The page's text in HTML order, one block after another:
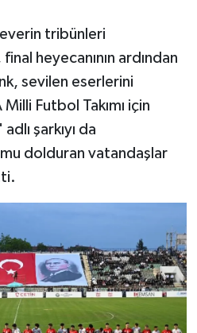
tribünleri
heyecanının ardından
sevilen eserlerini
Futbol Takımı için
şarkıyı da
dolduran vatandaşlar